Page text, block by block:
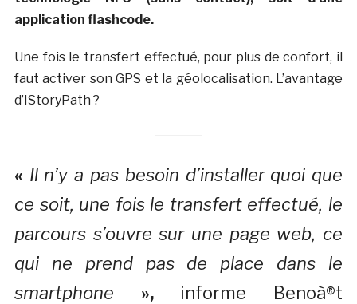
application flashcode.
Une fois le transfert effectué, pour plus de confort, il
faut activer son GPS et la géolocalisation. L’avantage
d’IStoryPath ?
« Il n’y a pas besoin d’installer quoi que
ce soit, une fois le transfert effectué, le
parcours s’ouvre sur une page web, ce
qui ne prend pas de place dans le
smartphone »,informe Benoà®t